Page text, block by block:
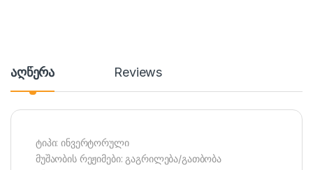
აღწერა Reviews
ტიპი: ინვერტორული
მუშაობის რეჟიმები: გაგრილება/გათბობა